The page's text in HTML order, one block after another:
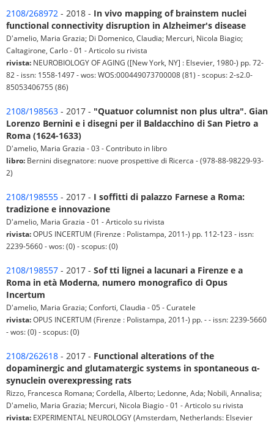
2108/268972 - 2018 - In vivo mapping of brainstem nuclei
functional connectivity disruption in Alzheimer's disease
D'amelio, Maria Grazia; Di Domenico, Claudia; Mercuri, Nicola Biagio;
Caltagirone, Carlo - 01 - Articolo su rivista
rivista: NEUROBIOLOGY OF AGING ([New York, NY] : Elsevier, 1980-) pp. 72-
82 - issn: 1558-1497 - wos: WOS:000449073700008 (81) - scopus: 2-s2.0-
85053406755 (86)
2108/198563 - 2017 - "Quatuor columnist non plus ultra". Gian
Lorenzo Bernini e i disegni per il Baldacchino di San Pietro a
Roma (1624-1633)
D'amelio, Maria Grazia - 03 - Contributo in libro
libro: Bernini disegnatore: nuove prospettive di Ricerca - (978-88-98229-93-
2)
2108/198555 - 2017 - I soffitti di palazzo Farnese a Roma:
tradizione e innovazione
D'amelio, Maria Grazia - 01 - Articolo su rivista
rivista:OPUS INCERTUM (Firenze : Polistampa, 2011-) pp. 112-123 - issn:
2239-5660 - wos: (0) - scopus: (0)
2108/198557 - 2017 - Sof tti lignei a lacunari a Firenze e a
Roma in età Moderna, numero monografico di Opus
Incertum
D'amelio, Maria Grazia; Conforti, Claudia - 05 - Curatele
rivista:OPUS INCERTUM (Firenze : Polistampa, 2011-) pp. - - issn: 2239-5660
- wos: (0) - scopus: (0)
2108/262618 - 2017 - Functional alterations of the
dopaminergic and glutamatergic systems in spontaneous α-
synuclein overexpressing rats
Rizzo, Francesca Romana; Cordella, Alberto; Ledonne, Ada; Nobili, Annalisa;
D'amelio, Maria Grazia; Mercuri, Nicola Biagio - 01 - Articolo su rivista
rivista: EXPERIMENTAL NEUROLOGY (Amsterdam, Netherlands: Elsevier